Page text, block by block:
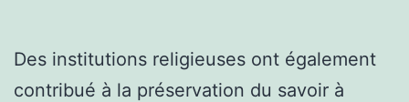
Des institutions religieuses ont également
contribué à la préservation du savoir à